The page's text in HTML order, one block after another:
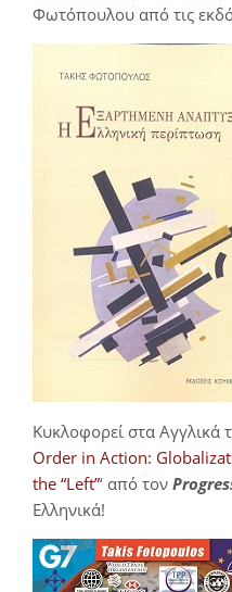
Φωτόπουλου από τις
Κυκλοφορεί στα Αγγλικά
Order in Action:
the “Left”‘ από τον
Ελληνικά!